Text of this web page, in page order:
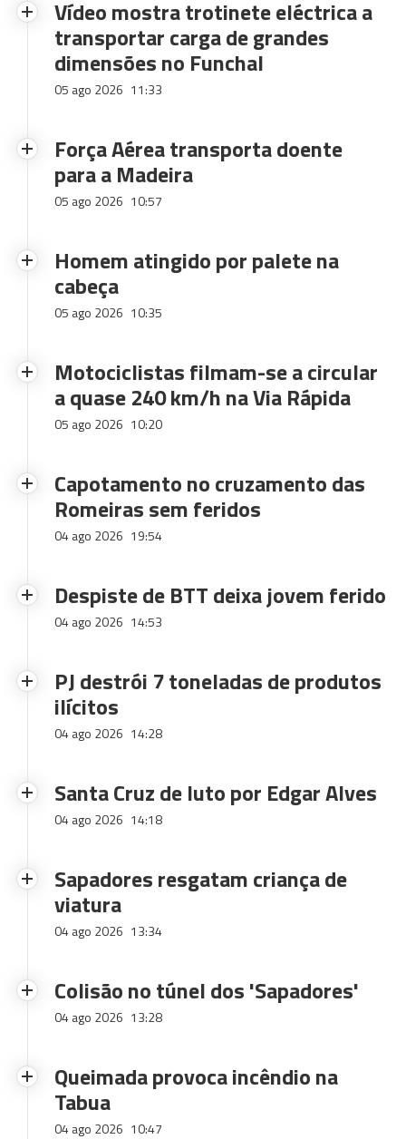
Vídeo mostra trotinete eléctrica a
transportar carga de grandes
dimensões no Funchal
05 ago 2026 11:33
Força Aérea transporta doente
para a Madeira
05 ago 2026 10:57
Homem atingido por palete na
cabeça
05 ago 2026 10:35
Motociclistas filmam-se a circular
a quase 240 km/h na Via Rápida
05 ago 2026 10:20
Capotamento no cruzamento das
Romeiras sem feridos
04 ago 2026 19:54
Despiste de BTT deixa jovem ferido
04 ago 2026 14:53
PJ destrói 7 toneladas de produtos
ilícitos
04 ago 2026 14:28
Santa Cruz de luto por Edgar Alves
04 ago 2026 14:18
Sapadores resgatam criança de
viatura
04 ago 2026 13:34
Colisão no túnel dos 'Sapadores'
04 ago 2026 13:28
Queimada provoca incêndio na
Tabua
04 ago 2026 10:47